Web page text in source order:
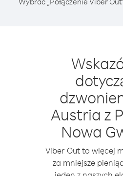
Austria z
Nowa
Viber Out to więcej
za mniejsze